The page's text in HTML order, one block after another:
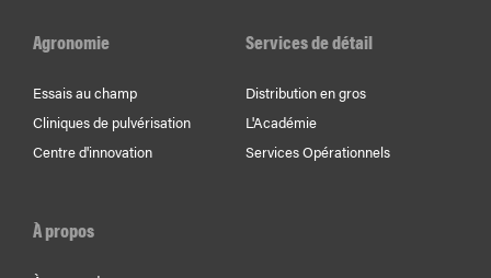
Agronomie
Essais au champ
Cliniques de pulvérisation
Centre d'innovation
Services de détail
Distribution en gros
L'Académie
Services Opérationnels
À propos